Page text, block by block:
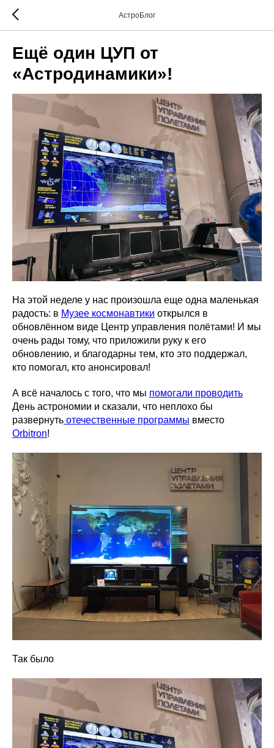
АстроБлог
Ещё один ЦУП от
«Астродинамики»!
На этой неделе у нас произошла еще одна маленькая
радость: в Музее космонавтики открылся в
обновлённом виде Центр управления полётами! И мы
очень рады тому, что приложили руку к его
обновлению, и благодарны тем, кто это поддержал,
кто помогал, кто анонсировал!
А всё началось с того, что мы помогали проводить
День астрономии и сказали, что неплохо бы
развернуть отечественные программы вместо
Orbitron!
Так было